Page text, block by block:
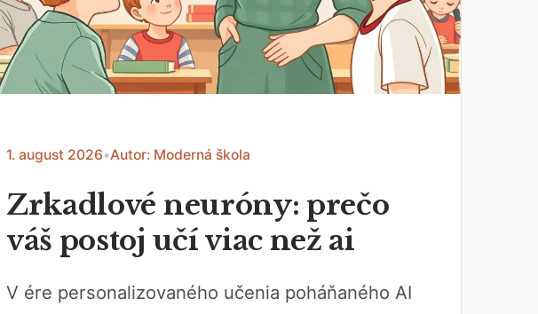
1. august 2026•Autor: Moderná škola
Zrkadlové neuróny: prečo
váš postoj učí viac než ai
V ére personalizovaného učenia poháňaného AI